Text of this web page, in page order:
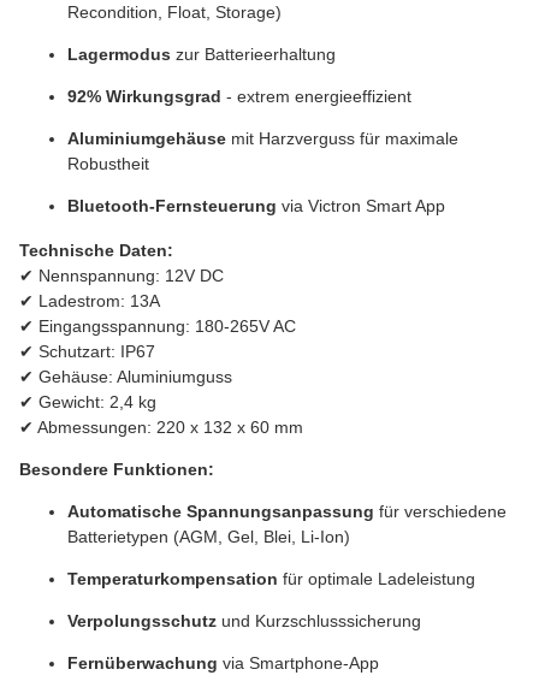
Recondition, Float, Storage)
Lagermodus zur Batterieerhaltung
92% Wirkungsgrad - extrem energieeffizient
Aluminiumgehäuse mit Harzverguss für maximale
Robustheit
Bluetooth-Fernsteuerung via Victron Smart App
Technische Daten:
✔ Nennspannung: 12V DC
✔ Ladestrom: 13A
✔ Eingangsspannung: 180-265V AC
✔ Schutzart: IP67
✔ Gehäuse: Aluminiumguss
✔ Gewicht: 2,4 kg
✔ Abmessungen: 220 x 132 x 60 mm
Besondere Funktionen:
Automatische Spannungsanpassung für verschiedene
Batterietypen (AGM, Gel, Blei, Li-Ion)
Temperaturkompensation für optimale Ladeleistung
Verpolungsschutz und Kurzschlusssicherung
Fernüberwachung via Smartphone-App